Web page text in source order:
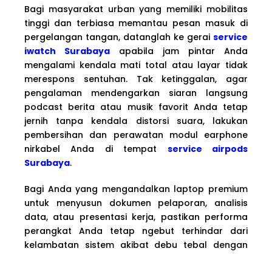
Bagi masyarakat urban yang memiliki mobilitas
tinggi dan terbiasa memantau pesan masuk di
pergelangan tangan, datanglah ke gerai service
iwatch Surabaya apabila jam pintar Anda
mengalami kendala mati total atau layar tidak
merespons sentuhan. Tak ketinggalan, agar
pengalaman mendengarkan siaran langsung
podcast berita atau musik favorit Anda tetap
jernih tanpa kendala distorsi suara, lakukan
pembersihan dan perawatan modul earphone
nirkabel Anda di tempat service airpods
Surabaya.
Bagi Anda yang mengandalkan laptop premium
untuk menyusun dokumen pelaporan, analisis
data, atau presentasi kerja, pastikan performa
perangkat Anda tetap ngebut terhindar dari
kelambatan sistem akibat debu tebal dengan